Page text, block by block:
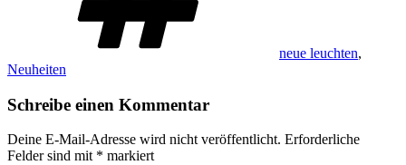
neue leuchten,
Neuheiten
Schreibe einen Kommentar
Deine E-Mail-Adresse wird nicht veröffentlicht. Erforderliche
Felder sind mit * markiert